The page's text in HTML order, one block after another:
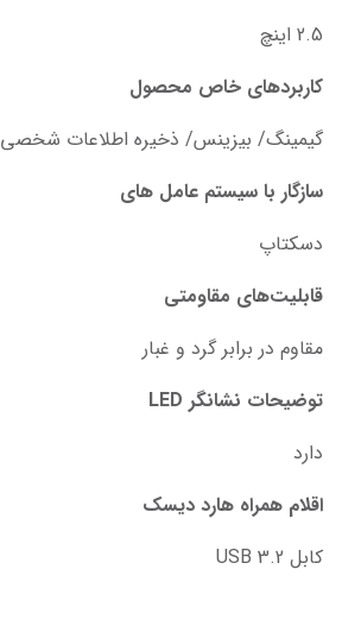
2.5 اینچ
کاربردهای خاص محصول
گیمینگ/ بیزینس/ ذخیره اطلاعات شخصی
سازگار با سیستم‌ عامل‌ های
دسکتاپ
قابلیت‌های مقاومتی
مقاوم در برابر گرد و غبار
توضیحات نشانگر LED
دارد
اقلام همراه هارد دیسک
کابل USB 3.2